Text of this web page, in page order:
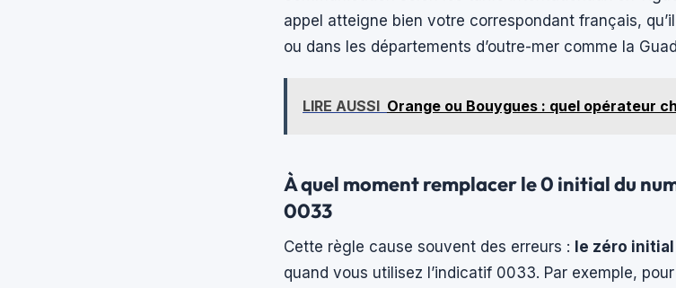
appel atteigne bien votre correspondant français,
ou dans les départements d’outre-mer comme la
LIRE AUSSI Orange ou Bouygues : quel opérateur
À quel moment remplacer le 0 initial du
0033
Cette règle cause souvent des erreurs : le zéro
quand vous utilisez l’indicatif 0033. Par exemple,